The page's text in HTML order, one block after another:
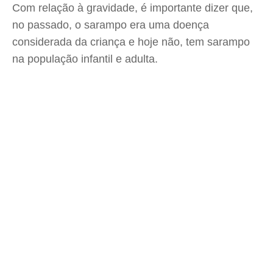
Com relação à gravidade, é importante dizer que,
no passado, o sarampo era uma doença
considerada da criança e hoje não, tem sarampo
na população infantil e adulta.